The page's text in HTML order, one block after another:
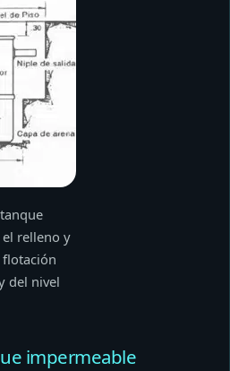
relleno y
del nivel
impermeable